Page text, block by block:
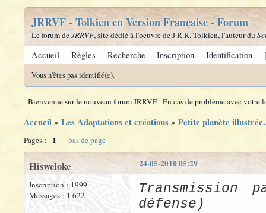
JRRVF - Tolkien en Version Française - Forum
Le forum deJRRVF, site dédié à l'oeuvre de J.R.R. Tolkien, l'auteur du
Accueil Règles Recherche Inscription Identification
Vous n'êtes pas identifié(e).
Bienvenue sur le nouveau forum JRRVF ! En cas de problème avec
Accueil» Les Adaptations et créations» Petite planète
Pages : 1 bas de page
24-05-2010 05:29
Hisweloke
Inscription : 1999
Messages : 1 622
Transmission
défense)